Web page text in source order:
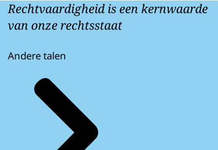
Rechtvaardigheid is een kernwaarde
van onze rechtsstaat
Andere talen